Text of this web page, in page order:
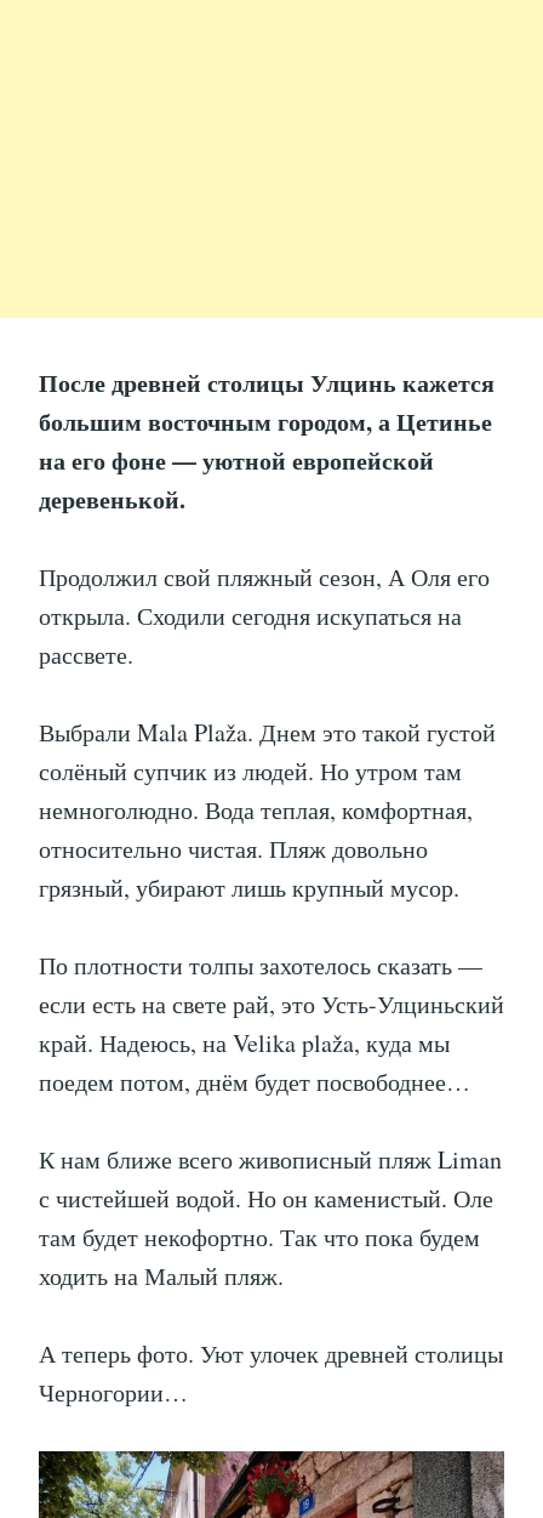
После древней столицы Улцинь кажется
большим восточным городом, а Цетинье
на его фоне — уютной европейской
деревенькой.
Продолжил свой пляжный сезон, А Оля его
открыла. Сходили сегодня искупаться на
рассвете.
Выбрали Mala Plaža. Днем это такой густой
солёный супчик из людей. Но утром там
немноголюдно. Вода теплая, комфортная,
относительно чистая. Пляж довольно
грязный, убирают лишь крупный мусор.
По плотности толпы захотелось сказать —
если есть на свете рай, это Усть-Улциньский
край. Надеюсь, на Velika plaža, куда мы
поедем потом, днём будет посвободнее…
К нам ближе всего живописный пляж Liman
с чистейшей водой. Но он каменистый. Оле
там будет некофортно. Так что пока будем
ходить на Малый пляж.
А теперь фото. Уют улочек древней столицы
Черногории…